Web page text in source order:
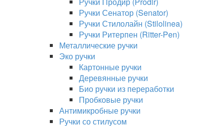
Ручки Сенатор (Senator)
Ручки Стилолайн (Stilolinea)
Ручки Ритерпен (Ritter-Pen)
Металлические ручки
Эко ручки
Картонные ручки
Деревянные ручки
Био ручки из переработки
Пробковые ручки
Антимикробные ручки
Ручки со стилусом